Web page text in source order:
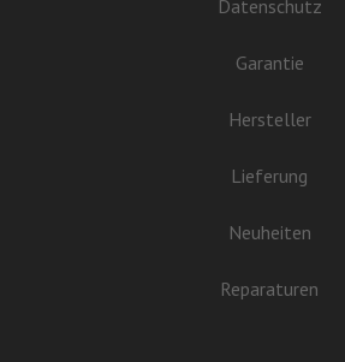
Datenschutz
Garantie
Hersteller
Lieferung
Neuheiten
Reparaturen